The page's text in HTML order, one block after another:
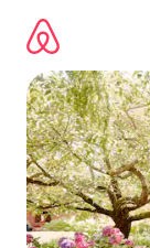
para
conteúdo